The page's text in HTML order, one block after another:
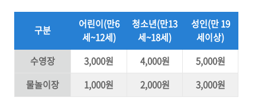
구분
어린이(만6
세~12세)
청소년(만13
세~18세)
성인(만 19
세이상)
수영장
3,000원 4,000원
5,000원
물놀이장
1,000원 2,000원 3,000원